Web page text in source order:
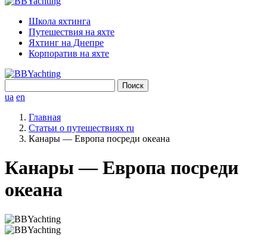
Школа яхтинга
Путешествия на яхте
Яхтинг на Днепре
Корпоратив на яхте
ua en
Главная
Статьи о путешествиях ru
Канары — Европа посреди океана
Канары — Европа посреди
океана